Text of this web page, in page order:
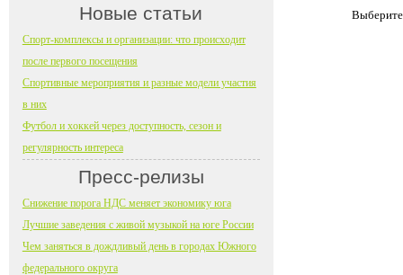
Новые статьи
Спорт-комплексы и организации: что происходит
после первого посещения
Спортивные мероприятия и разные модели участия
в них
Футбол и хоккей через доступность, сезон и
регулярность интереса
Пресс-релизы
Снижение порога НДС меняет экономику юга
Лучшие заведения с живой музыкой на юге России
Чем заняться в дождливый день в городах Южного
федерального округа